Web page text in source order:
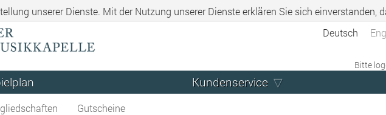
unserer Dienste. Mit der Nutzung unserer Dienste erklären Sie sich einverstanden,
Deutsch
Bitte
Kundenservice
Gutscheine